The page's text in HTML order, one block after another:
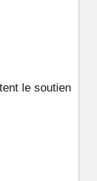
le soutien